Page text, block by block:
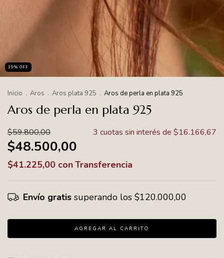
19% OFF
Inicio . Aros . Aros plata 925 . Aros de perla en plata 925
Aros de perla en plata 925
$59.800,00
$48.500,00
3 cuotas sin interés de $16.166,67
$41.225,00 conTransferencia
Envío gratis superando los $120.000,00